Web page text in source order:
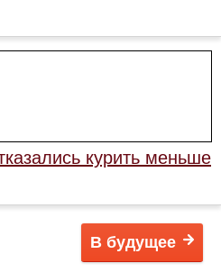
курить меньше
В будущее